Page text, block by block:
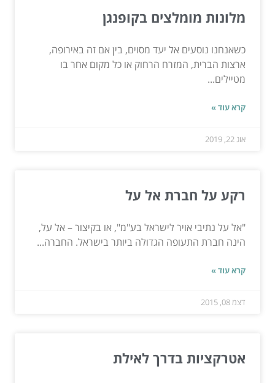
מלונות מומלצים בקופנגן
כשאנחנו נוסעים אל יעד מסוים, בין אם זה באירופה,
ארצות הברית, המזרח הרחוק או כל מקום אחר בו
מטיילים...
קרא עוד »
אוג 22, 2019
רקע על חברת אל על
"אל על נתיבי אויר לישראל בע"מ", או בקיצור – אל על,
הינה חברת התעופה הגדולה ביותר בישראל. החברה...
קרא עוד »
דצמ 08, 2015
אטרקציות בדרך לאילת